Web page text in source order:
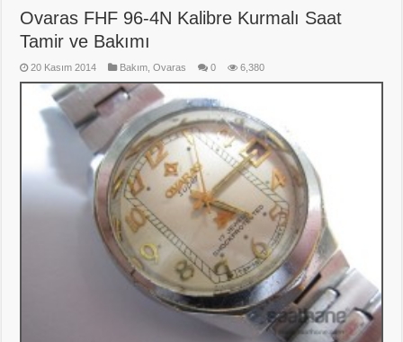
Ovaras FHF 96-4N Kalibre Kurmalı Saat
Tamir ve Bakımı
20 Kasım 2014 Bakım ,Ovaras 0 6,380